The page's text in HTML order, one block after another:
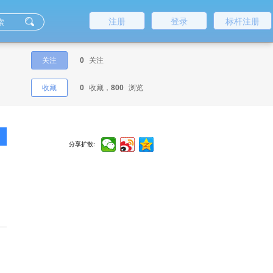
标杆注册
登录
注册
关注 0 关注
收藏 0 收藏， 800 浏览
分享扩散: